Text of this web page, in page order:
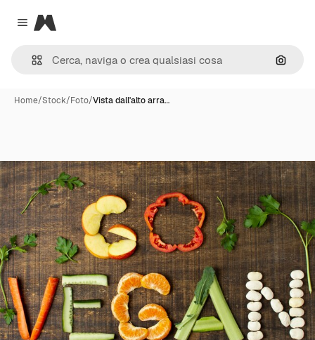
Close menu
Magnific
Cerca
Home/Stock/Foto/Vista dall'alto arra…